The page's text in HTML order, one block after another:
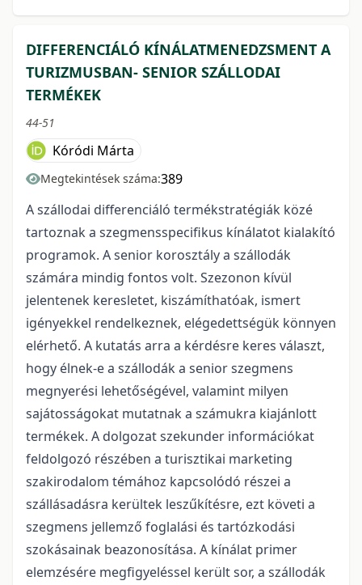
DIFFERENCIÁLÓ KÍNÁLATMENEDZSMENT A
TURIZMUSBAN- SENIOR SZÁLLODAI
TERMÉKEK
44-51
Kóródi Márta
Megtekintések száma:389
A szállodai differenciáló termékstratégiák közé
tartoznak a szegmensspecifikus kínálatot kialakító
programok. A senior korosztály a szállodák
számára mindig fontos volt. Szezonon kívül
jelentenek keresletet, kiszámíthatóak, ismert
igényekkel rendelkeznek, elégedettségük könnyen
elérhető. A kutatás arra a kérdésre keres választ,
hogy élnek-e a szállodák a senior szegmens
megnyerési lehetőségével, valamint milyen
sajátosságokat mutatnak a számukra kiajánlott
termékek. A dolgozat szekunder információkat
feldolgozó részében a turisztikai marketing
szakirodalom témához kapcsolódó részei a
szállásadásra kerültek leszűkítésre, ezt követi a
szegmens jellemző foglalási és tartózkodási
szokásainak beazonosítása. A kínálat primer
elemzésére megfigyeléssel került sor, a szállodák